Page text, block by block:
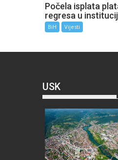
Počela isplata
regresa u
BiH Vijesti
USK